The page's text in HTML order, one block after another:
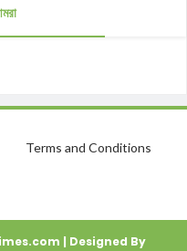
Terms and Conditions
| Designed By